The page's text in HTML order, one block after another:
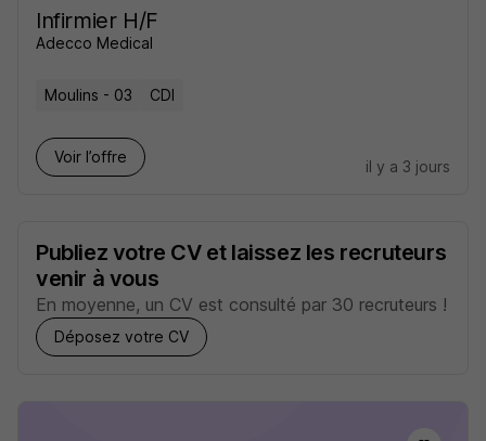
Infirmier H/F
Adecco Medical
Moulins - 03 CDI
Voir l’offre
il y a 3 jours
Publiez votre CV et laissez les recruteurs
venir à vous
En moyenne, un CV est consulté par 30 recruteurs !
Déposez votre CV